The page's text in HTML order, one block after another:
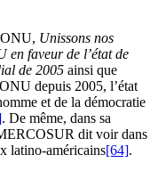
Unissons nos
en faveur de l’état de
de 2005 ainsi que
depuis 2005, l’état
et de la démocratie
. De même, dans sa
dit voir dans
latino-américains[64].